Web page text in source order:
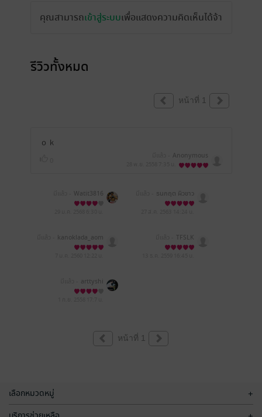
คุณสามารถเข้าสู่ระบบเพื่อแสดงความคิดเห็นได้จ้า
รีวิวทั้งหมด
หน้าที่ 1
ｏｋ
Anonymous
Watit3816 ธนกฤต ผิวขาว
kanoklada_aom
my
TFSLK
arttyshi
หน้าที่ 1
เลือกหมวดหมู่ +